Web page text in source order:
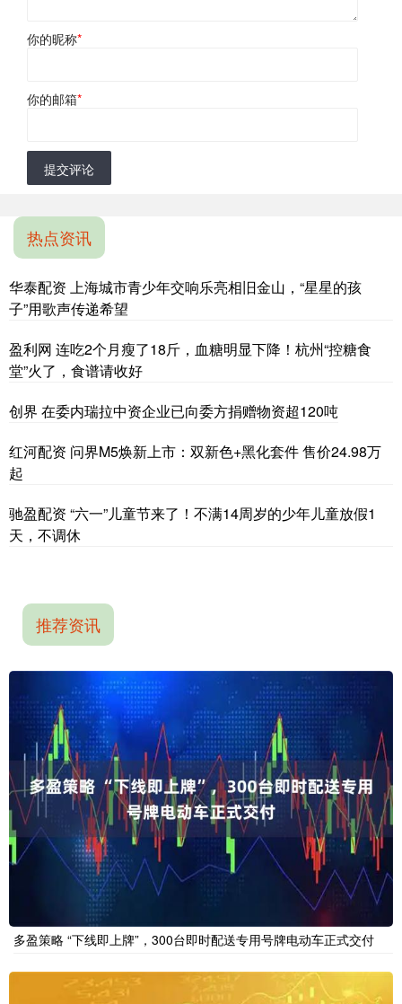
你的昵称*
你的邮箱*
提交评论
热点资讯
华泰配资 上海城市青少年交响乐亮相旧金山，“星星的孩
子”用歌声传递希望
盈利网 连吃2个月瘦了18斤，血糖明显下降！杭州“控糖食
堂”火了，食谱请收好
创界 在委内瑞拉中资企业已向委方捐赠物资超120吨
红河配资 问界M5焕新上市：双新色+黑化套件 售价24.98万
起
驰盈配资 “六一”儿童节来了！不满14周岁的少年儿童放假1
天，不调休
推荐资讯
多盈策略 “下线即上牌”，300台即时配送专用号牌电动车正式交付